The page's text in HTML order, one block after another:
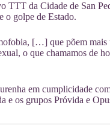
da Cidade de San
o golpe de Estado.
[…] que põem mais
o que chamamos de
em cumplicidade
e os grupos Próvida e